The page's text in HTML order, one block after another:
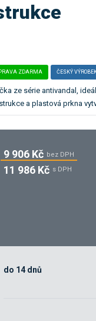
ZDARMA ČESKÝ
ze série antivandal,
a plastová prkna
9 906 Kč bez DPH
11 986 Kč s DPH
do 14 dnů